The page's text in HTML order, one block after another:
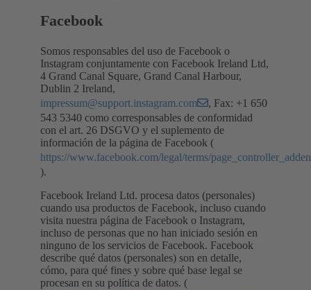
Facebook
Somos responsables del uso de Facebook o
Instagram conjuntamente con Facebook Ireland Ltd,
4 Grand Canal Square, Grand Canal Harbour,
Dublin 2 Ireland,
impressum@support.instagram.com
, Fax: +1 650
543 5340 como corresponsables de conformidad
con el art. 26 DSGVO y el suplemento de
información de la página de Facebook (
https://www.facebook.com/legal/terms/
).
Facebook Ireland Ltd. procesa datos (personales)
cuando usa productos de Facebook, incluso cuando
visita nuestra página de Facebook o Instagram,
incluso de personas que no han iniciado sesión en
ninguno de los servicios de Facebook. Facebook
describe qué datos (personales) son en detalle,
cómo, para qué fines y sobre qué base legal se
procesan en su política de datos. (